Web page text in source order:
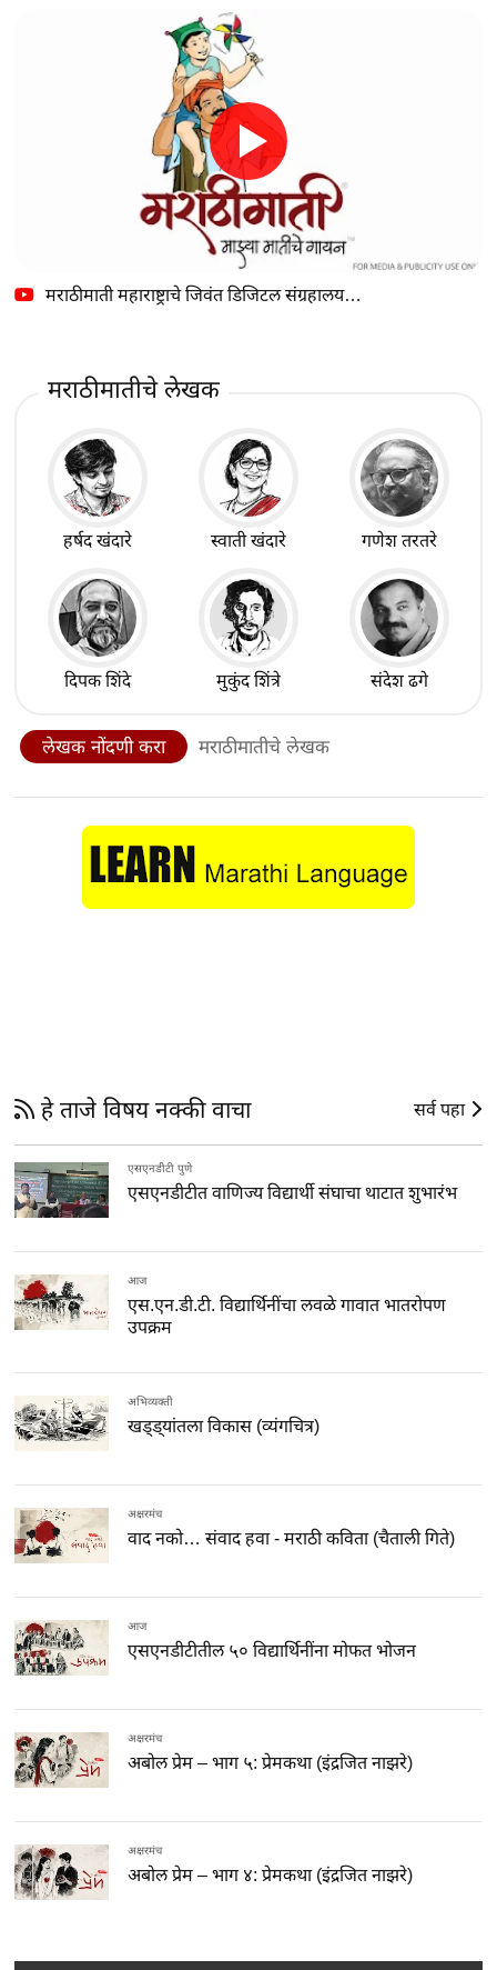
मराठीमाती महाराष्ट्राचे जिवंत डिजिटल संग्रहालय…
मराठीमातीचे लेखक
हर्षद खंदारे स्वाती खंदारे गणेश तरतरे
दिपक शिंदे मुकुंद शिंत्रे संदेश ढगे
लेखक नोंदणी करा मराठीमातीचे लेखक
हे ताजे विषय नक्की वाचा सर्व पहा
एसएनडीटी पुणे
एसएनडीटीत वाणिज्य विद्यार्थी संघाचा थाटात शुभारंभ
आज
एस.एन.डी.टी. विद्यार्थिनींचा लवळे गावात भातरोपण
उपक्रम
अभिव्यक्ती
खड्ड्यांतला विकास (व्यंगचित्र)
अक्षरमंच
वाद नको… संवाद हवा - मराठी कविता (चैताली गिते)
आज
एसएनडीटीतील ५० विद्यार्थिनींना मोफत भोजन
अक्षरमंच
अबोल प्रेम – भाग ५: प्रेमकथा (इंद्रजित नाझरे)
अक्षरमंच
अबोल प्रेम – भाग ४: प्रेमकथा (इंद्रजित नाझरे)